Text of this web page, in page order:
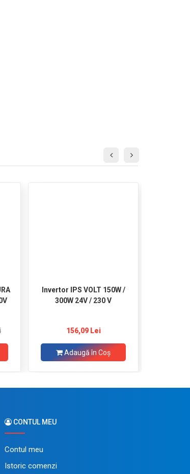
Invertor IPS VOLT 150W /
300W 24V / 230 V
156,09 Lei
Adaugă în Coş
CONTUL MEU
Contul meu
Istoric comenzi